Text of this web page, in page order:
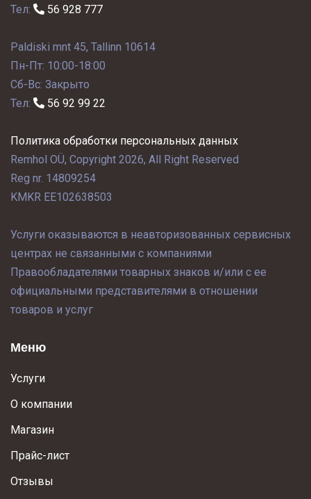
Тел:
56 928 777
Paldiski mnt 45, Tallinn 10614
Пн-Пт: 10:00-18:00
Сб-Вс: Закрыто
Тел:
56 92 99 22
Политика обработки персональных данных
Remhol OÜ, Copyright 2026, All Right Reserved
Reg nr. 14809254
KMKR EE102638503
Услуги оказываются в неавторизованных сервисных
центрах не связанными с компаниями
Правообладателями товарных знаков и/или с ее
официальными представителями в отношении
товаров и услуг
Меню
Услуги
О компании
Магазин
Прайс-лист
Отзывы